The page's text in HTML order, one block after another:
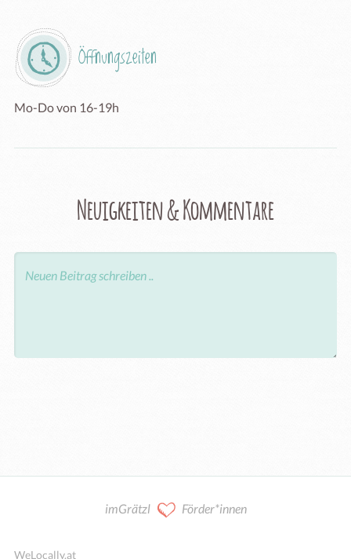
Öffnungszeiten
Mo-Do von 16-19h
Neuigkeiten & Kommentare
imGrätzl Förder*innen
WeLocally.at